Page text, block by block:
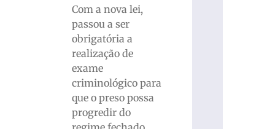
Com a nova lei,
passou a ser
obrigatória a
realização de
exame
criminológico para
que o preso possa
progredir do